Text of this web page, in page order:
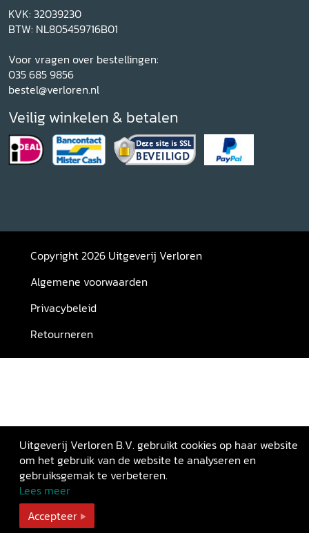
KVK: 32039230
BTW: NL805459716B01
Voor vragen over bestellingen:
035 685 9856
bestel@verloren.nl
Veilig winkelen & betalen
Copyright 2026 Uitgeverij Verloren
Algemene voorwaarden
Privacybeleid
Retourneren
Uitgeverij Verloren B.V. gebruikt cookies op haar website
om het gebruik van de website te analyseren en
gebruiksgemak te verbeteren.
Lees meer
Accepteer